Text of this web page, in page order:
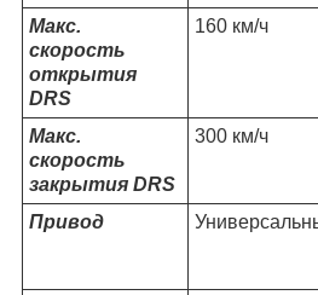
Макс.
скорость
открытия
DRS
160 км/ч
Макс.
скорость
закрытия DRS
300 км/ч
Привод